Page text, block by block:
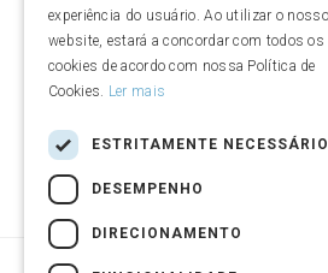
Política de Privacidade e
Política de privacidade
experiência do usuário. Ao utilizar o nosso
website, estará a concordar com todos os
cookies de acordo com nossa Política de
Cookies. Ler mais
ESTRITAMENTE
DESEMPENHO
DIRECIONAMENTO